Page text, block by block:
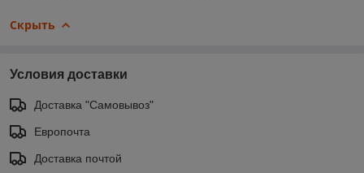
Скрыть
Условия доставки
Доставка "Самовывоз"
Европочта
Доставка почтой